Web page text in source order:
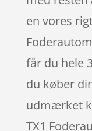
en vores
får du hele
du køber
udmærket
TX1